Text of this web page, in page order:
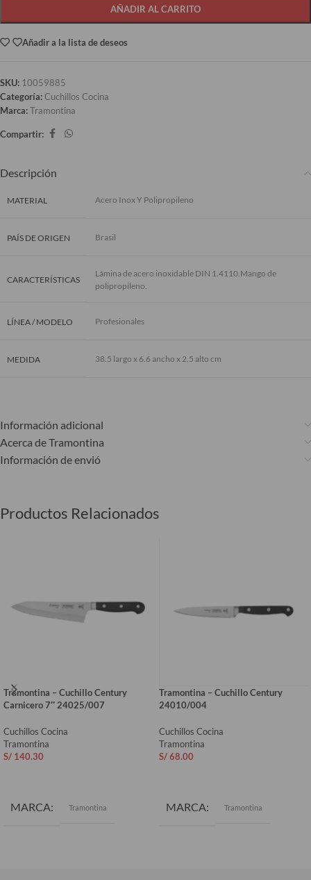
AÑADIR AL CARRITO
Añadir a la lista de deseos
SKU: 10059885
Categoría:Cuchillos Cocina
Marca:Tramontina
Compartir:
Descripción
MATERIAL Acero Inox Y Polipropileno
PAÍS DE ORIGEN Brasil
CARACTERÍSTICAS
Lámina de acero inoxidable DIN 1.4110.Mango de
polipropileno.
LÍNEA / MODELO Profesionales
MEDIDA 38.5 largo x 6.6 ancho x 2.5 alto cm
Información adicional
Acerca de Tramontina
Información de envió
Productos Relacionados
Tramontina – Cuchillo Century
Carnicero 7″ 24025/007
Cuchillos Cocina
Tramontina
S/ 140.30
MARCA Tramontina
Tramontina – Cuchillo Century
24010/004
Cuchillos Cocina
Tramontina
S/68.00
MARCA Tramontina